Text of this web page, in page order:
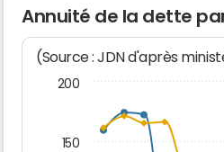
Annuité de la dette
(Source : JDN d'après
150
200